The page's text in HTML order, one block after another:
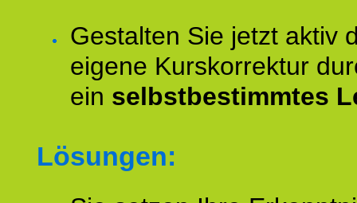
Gestalten Sie jetzt aktiv
eigene Kurskorrektur
ein selbstbestimmtes
Lösungen: